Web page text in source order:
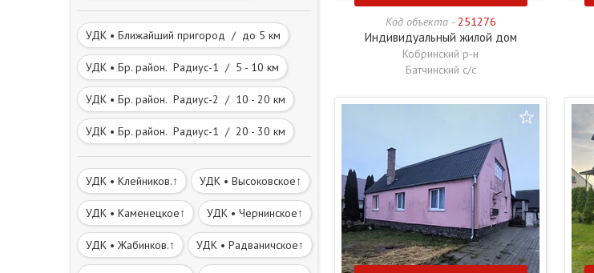
УДК • Ближайший пригород / до 5 км
УДК • Бр. район. Радиус-1 / 5 - 10 км
УДК • Бр. район. Радиус-2 / 10 - 20 км
УДК • Бр. район. Радиус-1 / 20 - 30 км
УДК • Клейников.↑ УДК • Высоковское↑
УДК • Каменецкое↑ УДК • Чернинское↑
УДК • Жабинков.↑ УДК • Радваничское↑
Код объекта - 251276
Индивидуальный жилой дом
Кобринский р-н
Батчинский с/с